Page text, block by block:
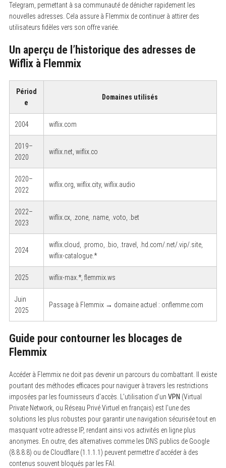
Telegram, permettant à sa communauté de dénicher rapidement les
nouvelles adresses. Cela assure à Flemmix de continuer à attirer des
utilisateurs fidèles vers son offre variée.
Un aperçu de l’historique des adresses de
Wiflix à Flemmix
Périod
e
Domaines utilisés
2004 wiflix.com
2019–
2020
wiflix.net, wiflix.co
2020–
2022
wiflix.org, wiflix.city, wiflix.audio
2022–
2023
wiflix.cx, .zone, .name, .voto, .bet
2024
wiflix.cloud, .promo, .bio, .travel, .hd.com/.net/.vip/.site,
wiflix-catalogue.*
2025 wiflix-max.*, flemmix.ws
Juin
2025
Passage à Flemmix → domaine actuel : onflemme.com
Guide pour contourner les blocages de
Flemmix
Accéder à Flemmix ne doit pas devenir un parcours du combattant. Il existe
pourtant des méthodes efficaces pour naviguer à travers les restrictions
imposées par les fournisseurs d’accès. L’utilisation d’un VPN (Virtual
Private Network, ou Réseau Privé Virtuel en français) est l’une des
solutions les plus robustes pour garantir une navigation sécurisée tout en
masquant votre adresse IP, rendant ainsi vos activités en ligne plus
anonymes. En outre, des alternatives comme les DNS publics de Google
(8.8.8.8) ou de Cloudflare (1.1.1.1) peuvent permettre d’accéder à des
contenus souvent bloqués par les FAI.